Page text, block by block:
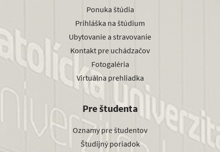
Ponuka štúdia
Prihláška na štúdium
Ubytovanie a stravovanie
Kontakt pre uchádzačov
Fotogaléria
Virtuálna prehliadka
Pre študenta
Oznamy pre študentov
Študijný poriadok